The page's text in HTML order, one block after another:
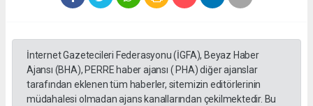
İnternet Gazetecileri Federasyonu (İGFA), Beyaz Haber
Ajansı (BHA), PERRE haber ajansı ( PHA) diğer ajanslar
tarafından eklenen tüm haberler, sitemizin editörlerinin
müdahalesi olmadan ajans kanallarından çekilmektedir. Bu